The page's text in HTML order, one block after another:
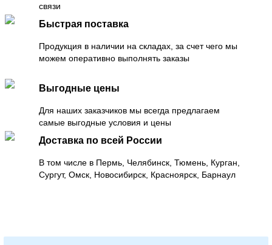
связи
Быстрая поставка
Продукция в наличии на складах, за счет чего мы
можем оперативно выполнять заказы
Выгодные цены
Для наших заказчиков мы всегда предлагаем
самые выгодные условия и цены
Доставка по всей России
В том числе в Пермь, Челябинск, Тюмень, Курган,
Сургут, Омск, Новосибирск, Красноярск, Барнаул